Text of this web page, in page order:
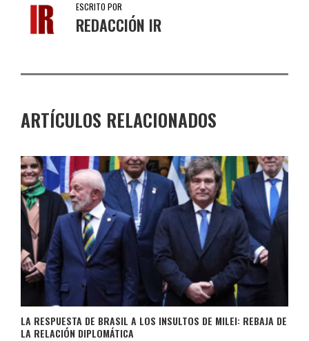
ESCRITO POR
REDACCIÓN IR
ARTÍCULOS RELACIONADOS
LA RESPUESTA DE BRASIL A LOS INSULTOS DE MILEI: REBAJA DE
LA RELACIÓN DIPLOMÁTICA